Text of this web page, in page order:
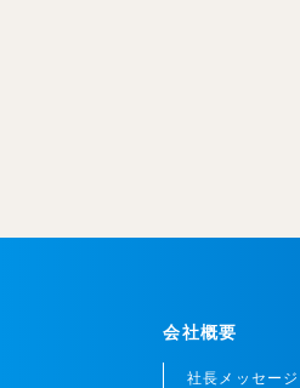
会社概要
社長メッセージ